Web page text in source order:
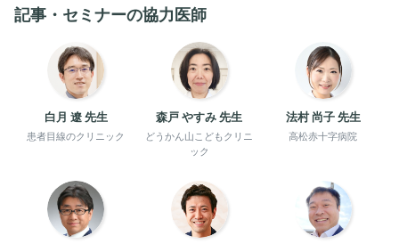
記事・セミナーの協力医師
白月 遼 先生
患者目線のクリニック
森戸 やすみ 先生
どうかん山こどもクリニ
ック
法村 尚子 先生
高松赤十字病院